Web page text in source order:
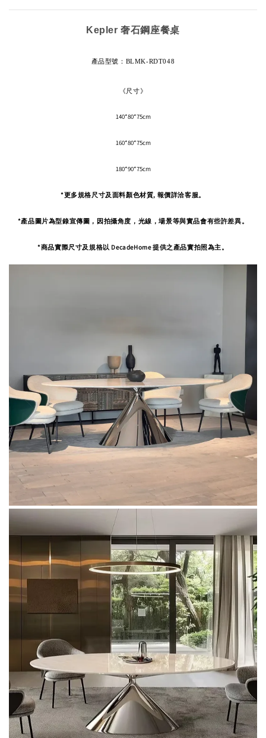
Kepler 奢石鋼座餐桌
產品型號 ：BLMK-RDT048
《尺寸》
140*80*75cm
160*80*75cm
180*90*75cm
*更多規格尺寸及面料顏色材質, 報價詳洽客服。
*產品圖片為型錄宣傳圖，因拍攝角度， 光線，場景等與實品會有些許差異。
*商品實際尺寸及規格以 DecadeHome 提供之產品實拍照為主。